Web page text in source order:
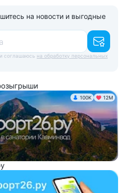
на новости и выгодные
и соглашаюсь на обработку персональных
100K 12М